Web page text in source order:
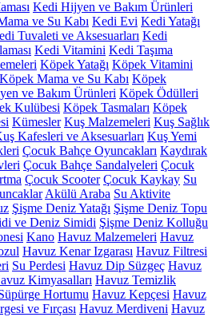
Kedi Hijyen ve Bakım Ürünleri
ve Su Kabı Kedi Evi Kedi Yatağı
Tuvaleti ve Aksesuarları Kedi
Kedi Vitamini Kedi Taşıma
Köpek Yatağı Köpek Vitamini
Köpek Mama ve Su Kabı Köpek
ve Bakım Ürünleri Köpek Ödülleri
Kulübesi Köpek Tasmaları Köpek
Kümesler Kuş Malzemeleri Kuş Sağlık
Kafesleri ve Aksesuarları Kuş Yemi
Çocuk Bahçe Oyuncakları Kaydırak
Çocuk Bahçe Sandalyeleri Çocuk
Çocuk Scooter Çocuk Kaykay Su
Akülü Araba Su Aktivite
Şişme Deniz Yatağı Şişme Deniz Topu
ve Deniz Simidi Şişme Deniz Kolluğu
Kano Havuz Malzemeleri Havuz
Havuz Kenar Izgarası Havuz Filtresi
Su Perdesi Havuz Dip Süzgeç Havuz
Kimyasalları Havuz Temizlik
Hortumu Havuz Kepçesi Havuz
ve Fırçası Havuz Merdiveni Havuz